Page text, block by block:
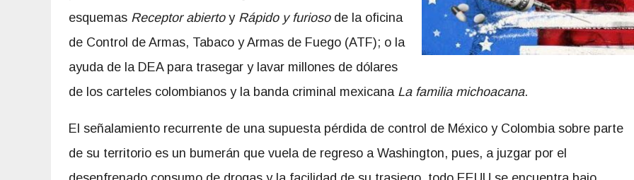
esquemas Receptor abierto y Rápido y furiosode la oficina
de Control de Armas, Tabaco y Armas de Fuego (ATF); o la
ayuda de la DEA para trasegar y lavar millones de dólares
de los carteles colombianos y la banda criminal mexicana La familia michoacana.
El señalamiento recurrente de una supuesta pérdida de control de México y Colombia sobre parte
de su territorio es un bumerán que vuela de regreso a Washington, pues, a juzgar por el